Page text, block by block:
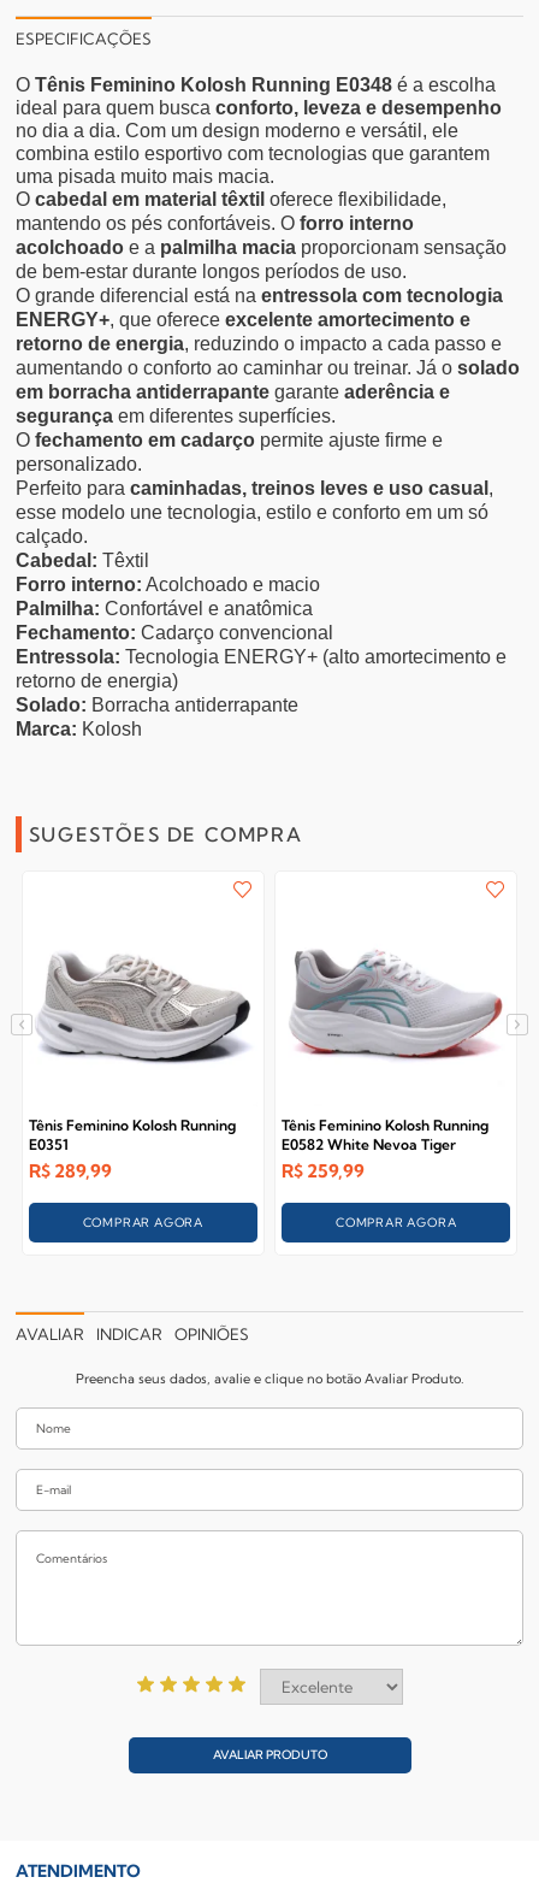
ESPECIFICAÇÕES
OTênis Feminino Kolosh Running E0348 é a escolha
ideal para quem buscaconforto, leveza e desempenho
no dia a dia. Com um design moderno e versátil, ele
combina estilo esportivo com tecnologias que garantem
uma pisada muito mais macia.
Ocabedal em material têxtiloferece flexibilidade,
mantendo os pés confortáveis. Oforro interno
acolchoado e a palmilha macia proporcionam sensação
de bem-estar durante longos períodos de uso.
O grande diferencial está naentressola com tecnologia
ENERGY+, que ofereceexcelente amortecimento e
retorno de energia, reduzindo o impacto a cada passo e
aumentando o conforto ao caminhar ou treinar. Já osolado
em borracha antiderrapante garanteaderência e
segurança em diferentes superfícies.
Ofechamento em cadarço permite ajuste firme e
personalizado.
Perfeito paracaminhadas, treinos leves e uso casual ,
esse modelo une tecnologia, estilo e conforto em um só
calçado.
Cabedal: Têxtil
Forro interno: Acolchoado e macio
Palmilha: Confortável e anatômica
Fechamento: Cadarço convencional
Entressola: Tecnologia ENERGY+ (alto amortecimento e
retorno de energia)
Solado: Borracha antiderrapante
Marca: Kolosh
SUGESTÕES DE COMPRA
Tênis Feminino Kolosh Running
E0351
R$ 289,99
COMPRAR AGORA
Tênis Feminino Kolosh Running
E0582 White Nevoa Tiger
R$ 259,99
COMPRAR AGORA
AVALIAR INDICAR OPINIÕES
Preencha seus dados, avalie e clique no botão Avaliar Produto.
AVALIAR PRODUTO
ATENDIMENTO